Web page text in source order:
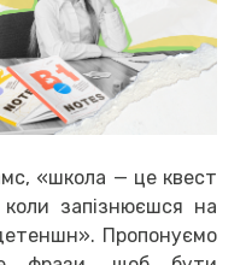
«школа — це квест
запізнюєшся на
Пропонуємо